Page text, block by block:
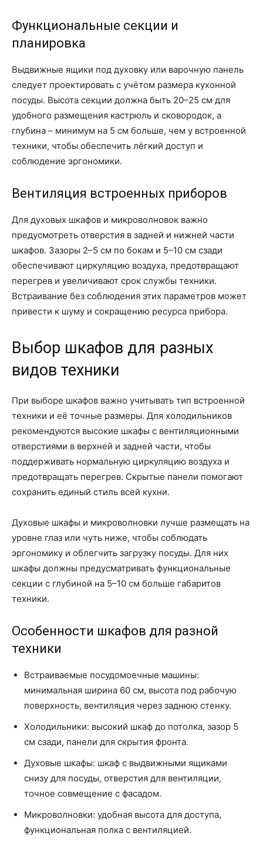
Функциональные секции и
планировка
Выдвижные ящики под духовку или варочную панель
следует проектировать с учётом размера кухонной
посуды. Высота секции должна быть 20–25 см для
удобного размещения кастрюль и сковородок, а
глубина – минимум на 5 см больше, чем у встроенной
техники, чтобы обеспечить лёгкий доступ и
соблюдение эргономики.
Вентиляция встроенных приборов
Для духовых шкафов и микроволновок важно
предусмотреть отверстия в задней и нижней части
шкафов. Зазоры 2–5 см по бокам и 5–10 см сзади
обеспечивают циркуляцию воздуха, предотвращают
перегрев и увеличивают срок службы техники.
Встраивание без соблюдения этих параметров может
привести к шуму и сокращению ресурса прибора.
Выбор шкафов для разных
видов техники
При выборе шкафов важно учитывать тип встроенной
техники и её точные размеры. Для холодильников
рекомендуются высокие шкафы с вентиляционными
отверстиями в верхней и задней части, чтобы
поддерживать нормальную циркуляцию воздуха и
предотвращать перегрев. Скрытые панели помогают
сохранить единый стиль всей кухни.
Духовые шкафы и микроволновки лучше размещать на
уровне глаз или чуть ниже, чтобы соблюдать
эргономику и облегчить загрузку посуды. Для них
шкафы должны предусматривать функциональные
секции с глубиной на 5–10 см больше габаритов
техники.
Особенности шкафов для разной
техники
Встраиваемые посудомоечные машины:
минимальная ширина 60 см, высота под рабочую
поверхность, вентиляция через заднюю стенку.
Холодильники: высокий шкаф до потолка, зазор 5
см сзади, панели для скрытия фронта.
Духовые шкафы: шкаф с выдвижными ящиками
снизу для посуды, отверстия для вентиляции,
точное совмещение с фасадом.
Микроволновки: удобная высота для доступа,
функциональная полка с вентиляцией.